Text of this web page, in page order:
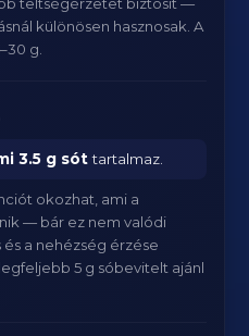
különösen hasznosak. A
g.
3.5 g sóttartalmaz.
okozhat, ami a
— bár ez nem valódi
és a nehézség érzése
5 g sóbevitelt ajánl